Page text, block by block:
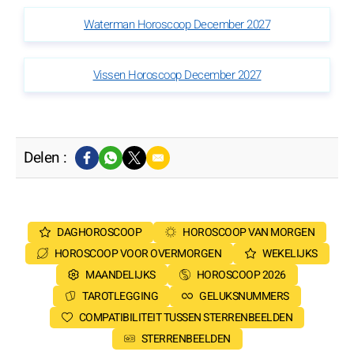
Waterman Horoscoop December 2027
Vissen Horoscoop December 2027
Delen :
DAGHOROSCOOP
HOROSCOOP VAN MORGEN
HOROSCOOP VOOR OVERMORGEN
WEKELIJKS
MAANDELIJKS
HOROSCOOP 2026
TAROTLEGGING
GELUKSNUMMERS
COMPATIBILITEIT TUSSEN STERRENBEELDEN
STERRENBEELDEN